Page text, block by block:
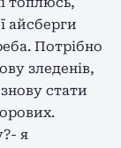
айсберги
Потрібно
зледенів,
стати
я